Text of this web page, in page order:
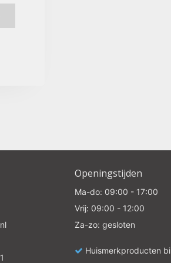
Openingstijden
Ma-do: 09:00 - 17:00
Vrij: 09:00 - 12:00
Za-zo: gesloten
Huismerkproducten